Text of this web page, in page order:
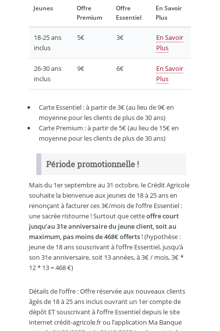
Jeunes
Offre
Premium
Offre
Essentiel
En Savoir
Plus
18-25 ans
inclus
5€ 3€
En Savoir
Plus
26-30 ans
inclus
9€ 6€
En Savoir
Plus
Carte Essentiel : à partir de 3€ (au lieu de 9€ en
moyenne pour les clients de plus de 30 ans)
Carte Premium : à partir de 5€ (au lieu de 15€ en
moyenne pour les clients de plus de 30 ans)
Période promotionnelle !
Mais du 1er septembre au 31 octobre, le Crédit Agricole
souhaite la bienvenue aux jeunes de 18 à 25 ans en
renonçant à facturer ces 3€/mois de l’offre Essentiel :
une sacrée ristourne ! Surtout que cetteoffre court
jusqu’au 31e anniversaire du jeune client, soit au
maximum, pas moins de 468€ offerts! (hypothèse :
jeune de 18 ans souscrivant à l’offre Essentiel, jusqu’à
son 31e anniversaire, soit 13 années, à 3€ / mois, 3€ *
12 * 13 = 468 €)
Détails de l’offre : Offre réservée aux nouveaux clients
âgés de 18 à 25 ans inclus ouvrant un 1er compte de
dépôt ET souscrivant à l’offre Essentiel depuis le site
internet crédit-agricole.fr ou l’application Ma Banque